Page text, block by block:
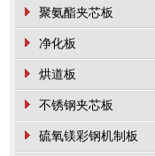
聚氨酯夹芯板
净化板
烘道板
不锈钢夹芯板
硫氧镁彩钢机制板